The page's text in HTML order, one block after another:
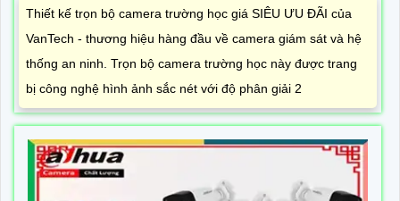
Thiết kế trọn bộ camera trường học giá SIÊU ƯU ĐÃI của
VanTech - thương hiệu hàng đầu về camera giám sát và hệ
thống an ninh. Trọn bộ camera trường học này được trang
bị công nghệ hình ảnh sắc nét với độ phân giải 2